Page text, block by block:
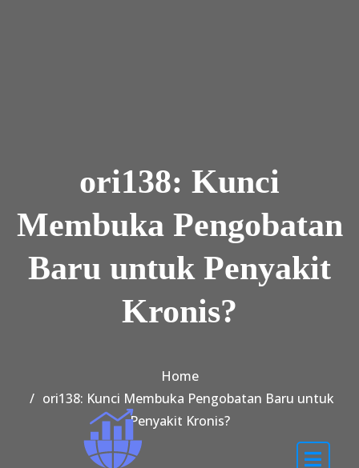
ori138: Kunci
Membuka Pengobatan
Baru untuk Penyakit
Kronis?
Home
ori138: Kunci Membuka Pengobatan Baru untuk
Penyakit Kronis?